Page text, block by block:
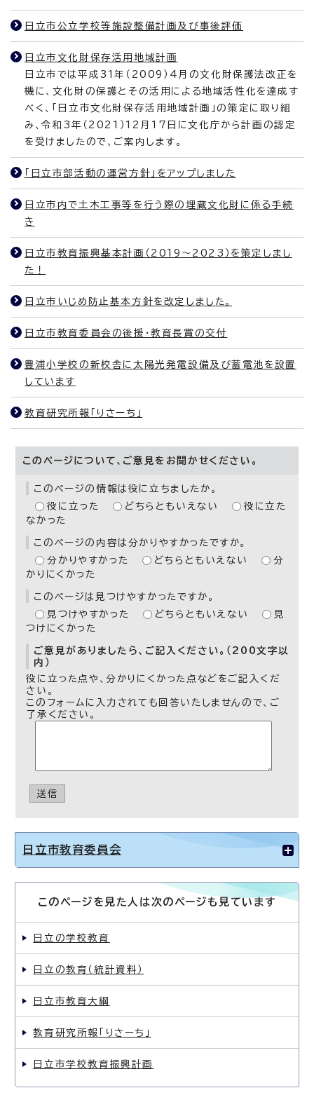
日立市公立学校等施設整備計画及び事後評価
日立市文化財保存活用地域計画
日立市では平成31年（2009）4月の文化財保護法改正を
機に、文化財の保護とその活用による地域活性化を達成す
べく、「日立市文化財保存活用地域計画」の策定に取り組
み、令和3年（2021）12月17日に文化庁から計画の認定
を受けましたので、ご案内します。
「日立市部活動の運営方針」をアップしました
日立市内で土木工事等を行う際の埋蔵文化財に係る手続
き
日立市教育振興基本計画（2019～2023）を策定しまし
た！
日立市いじめ防止基本方針を改定しました。
日立市教育委員会の後援・教育長賞の交付
豊浦小学校の新校舎に太陽光発電設備及び蓄電池を設置
しています
教育研究所報「りさーち」
このページについて、ご意見をお聞かせください。
このページの情報は役に立ちましたか。
役に立った
どちらともいえない
役に立た
なかった
このページの内容は分かりやすかったですか。
分かりやすかった
どちらともいえない
分
かりにくかった
このページは見つけやすかったですか。
見つけやすかった
どちらともいえない
見
つけにくかった
ご意見がありましたら、ご記入ください。（200文字以
内）
役に立った点や、分かりにくかった点などをご記入くだ
さい。
このフォームに入力されても回答いたしませんので、ご
了承ください。
送信
日立市教育委員会
このページを見た人は次のページも見ています
日立の学校教育
日立の教育（統計資料）
日立市教育大綱
教育研究所報「りさーち」
日立市学校教育振興計画